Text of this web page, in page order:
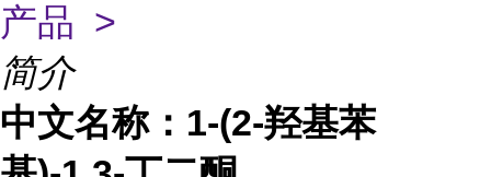
产品 >
简介
中文名称：1-(2-羟基苯